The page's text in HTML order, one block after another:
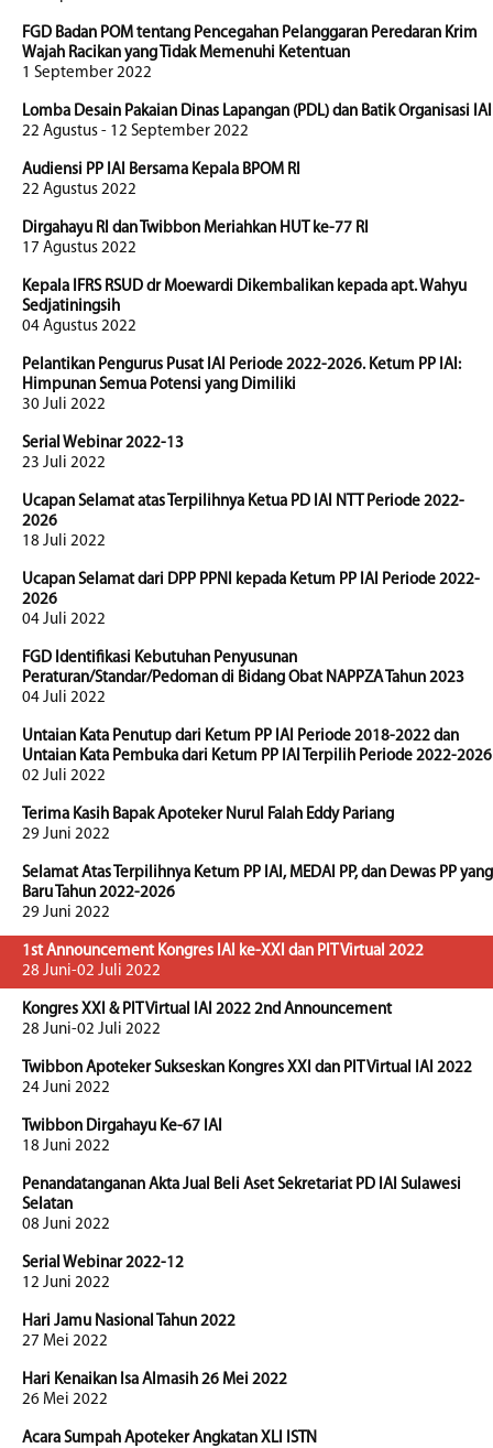
FGD Badan POM tentang Pencegahan Pelanggaran Peredaran Krim
Wajah Racikan yang Tidak Memenuhi Ketentuan
1 September 2022
Lomba Desain Pakaian Dinas Lapangan (PDL) dan Batik Organisasi IAI
22 Agustus - 12 September 2022
Audiensi PP IAI Bersama Kepala BPOM RI
22 Agustus 2022
Dirgahayu RI dan Twibbon Meriahkan HUT ke-77 RI
17 Agustus 2022
Kepala IFRS RSUD dr Moewardi Dikembalikan kepada apt. Wahyu
Sedjatiningsih
04 Agustus 2022
Pelantikan Pengurus Pusat IAI Periode 2022-2026. Ketum PP IAI:
Himpunan Semua Potensi yang Dimiliki
30 Juli 2022
Serial Webinar 2022-13
23 Juli 2022
Ucapan Selamat atas Terpilihnya Ketua PD IAI NTT Periode 2022-
2026
18 Juli 2022
Ucapan Selamat dari DPP PPNI kepada Ketum PP IAI Periode 2022-
2026
04 Juli 2022
FGD Identifikasi Kebutuhan Penyusunan
Peraturan/Standar/Pedoman di Bidang Obat NAPPZA Tahun 2023
04 Juli 2022
Untaian Kata Penutup dari Ketum PP IAI Periode 2018-2022 dan
Untaian Kata Pembuka dari Ketum PP IAI Terpilih Periode 2022-2026
02 Juli 2022
Terima Kasih Bapak Apoteker Nurul Falah Eddy Pariang
29 Juni 2022
Selamat Atas Terpilihnya Ketum PP IAI, MEDAI PP, dan Dewas PP yang
Baru Tahun 2022-2026
29 Juni 2022
1st Announcement Kongres IAI ke-XXI dan PIT Virtual 2022
28 Juni-02 Juli 2022
Kongres XXI & PIT Virtual IAI 2022 2nd Announcement
28 Juni-02 Juli 2022
Twibbon Apoteker Sukseskan Kongres XXI dan PIT Virtual IAI 2022
24 Juni 2022
Twibbon Dirgahayu Ke-67 IAI
18 Juni 2022
Penandatanganan Akta Jual Beli Aset Sekretariat PD IAI Sulawesi
Selatan
08 Juni 2022
Serial Webinar 2022-12
12 Juni 2022
Hari Jamu Nasional Tahun 2022
27 Mei 2022
Hari Kenaikan Isa Almasih 26 Mei 2022
26 Mei 2022
Acara Sumpah Apoteker Angkatan XLI ISTN